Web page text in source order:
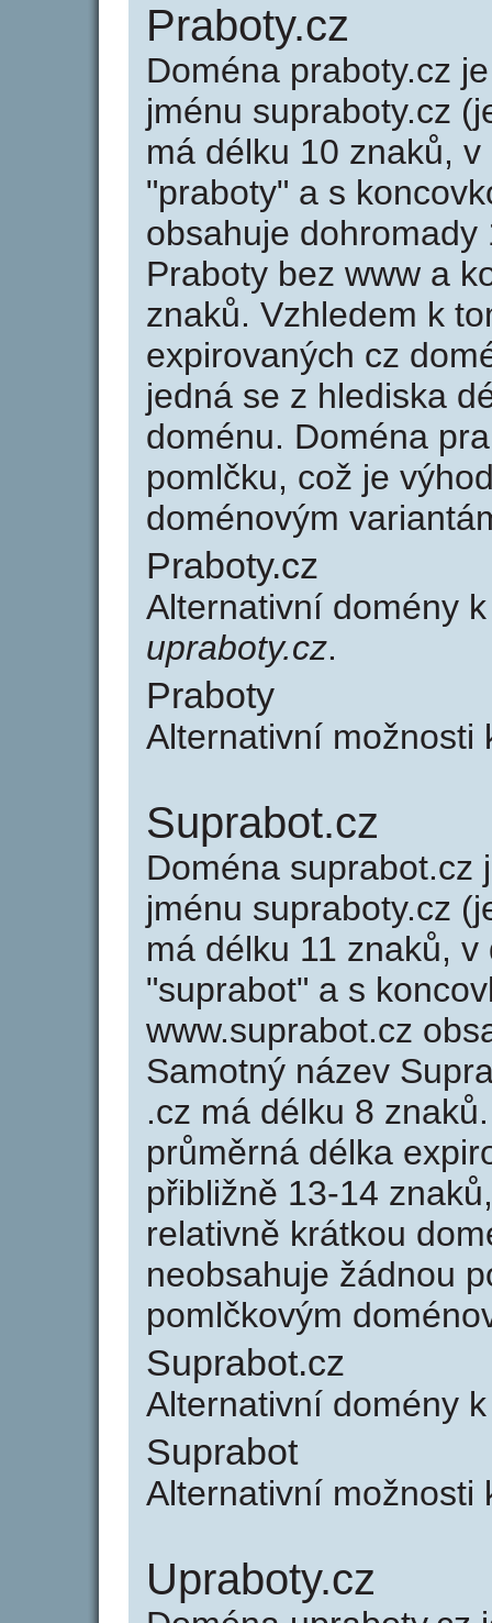
Praboty.cz
Doména praboty.cz
jménu supraboty.cz
má délku 10 znaků,
"praboty" a s
obsahuje
Praboty bez www a
znaků. Vzhledem k
expirovaných cz
jedná se z hlediska
doménu. Doména
pomlčku, což je
doménovým
Praboty.cz
Alternativní domény
upraboty.cz.
Praboty
Alternativní
Suprabot.cz
Doména suprabot.cz
jménu supraboty.cz
má délku 11 znaků,
"suprabot" a s
www.suprabot.cz
Samotný název
.cz má délku 8
průměrná délka
přibližně 13-14
relativně krátkou
neobsahuje žádnou
pomlčkovým
Suprabot.cz
Alternativní domény
Suprabot
Alternativní možnosti
Upraboty.cz